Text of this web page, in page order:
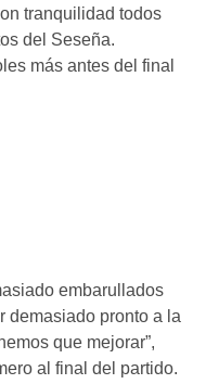
tranquilidad todos
del Seseña.
más antes del final
embarullados
demasiado pronto a la
que mejorar”,
al final del partido.